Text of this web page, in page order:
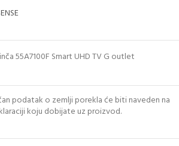
55A7100F Smart UHD TV G outlet
podatak o zemlji porekla će biti naveden na
koju dobijate uz proizvod.